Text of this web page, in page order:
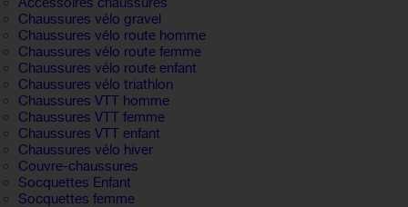
Chaussures vélo gravel
Chaussures vélo route homme
Chaussures vélo route femme
Chaussures vélo route enfant
Chaussures vélo triathlon
Chaussures VTT homme
Chaussures VTT femme
Chaussures VTT enfant
Chaussures vélo hiver
Couvre-chaussures
Socquettes Enfant
Socquettes femme